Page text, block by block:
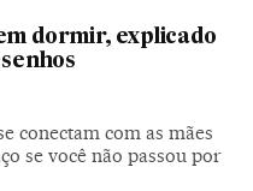
dormir, explicado
conectam com as mães
se você não passou por